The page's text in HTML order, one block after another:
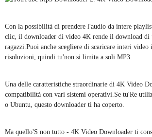
Con la possibilità di prendere l'audio da intere
clic, il downloader di video 4K rende il download di
ragazzi.Puoi anche scegliere di scaricare interi
risoluzioni, quindi tu'non si limita a soli MP3.
Una delle caratteristiche straordinarie di 4K Video
compatibilità con vari sistemi operativi.Se tu'Re
o Ubuntu, questo downloader ti ha coperto.
Ma quello'S non tutto - 4K Video Downloader ti